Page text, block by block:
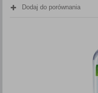
Dodaj do porównania